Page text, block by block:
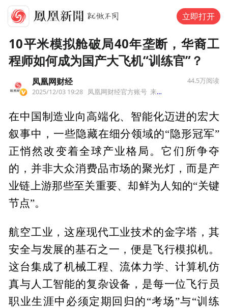
立即打开
10平米模拟舱破局40年垄断，华裔工
程师如何成为国产大飞机“训练官”？
凤凰网财经
2025/12/03 19:28 凤凰网财经官方账号 来自北京市
44.5万阅读
在中国制造业向高端化、智能化迈进的宏大
叙事中，一些隐藏在细分领域的“隐形冠军”
正悄然改变着全球产业格局。它们所争夺
的，并非大众消费品市场的聚光灯，而是产
业链上游那些至关重要、却鲜为人知的“关键
节点”。
航空工业，这座现代工业技术的金字塔，其
安全与发展的基石之一，便是飞行模拟机。
这台集成了机械工程、流体力学、计算机仿
真与人工智能的复杂设备，是每一位飞行员
职业生涯中必须定期回归的“考场”与“训练